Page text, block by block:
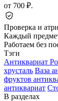
от 700 ₽.
Проверка и
Каждый
Работаем без
Тэги
Антиквариат
хрусталь Ваза
фруктов
антиквариат
В разделах